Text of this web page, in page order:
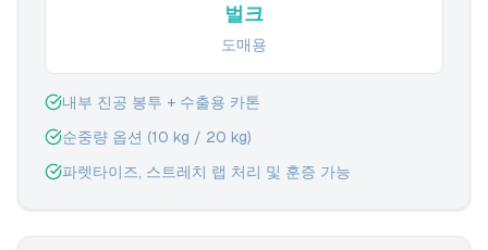
벌크
도매용
내부 진공 봉투 + 수출용 카톤
순중량 옵션 (10 kg / 20 kg)
파렛타이즈, 스트레치 랩 처리 및 훈증 가능